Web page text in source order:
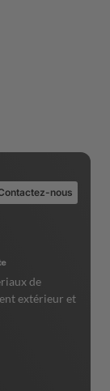
nous
de
extérieur et